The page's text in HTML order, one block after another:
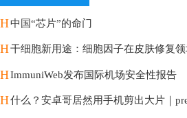
H中国“芯片”的命门
H干细胞新用途：细胞因子在皮肤修复
HImmuniWeb发布国际机场安全性报告
H什么？安卓哥居然用手机剪出大片｜